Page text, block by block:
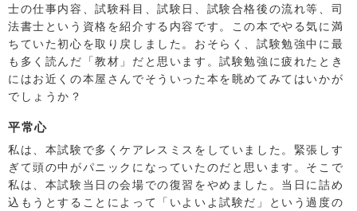
士の仕事内容、試験科目、試験日、試験合格後の流れ等、司
法書士という資格を紹介する内容です。この本でやる気に満
ちていた初心を取り戻しました。おそらく、試験勉強中に最
も多く読んだ「教材」だと思います。試験勉強に疲れたとき
にはお近くの本屋さんでそういった本を眺めてみてはいかが
でしょうか？
平常心
私は、本試験で多くケアレスミスをしていました。緊張しす
ぎて頭の中がパニックになっていたのだと思います。そこで
私は、本試験当日の会場での復習をやめました。当日に詰め
込もうとすることによって「いよいよ試験だ」という過度の